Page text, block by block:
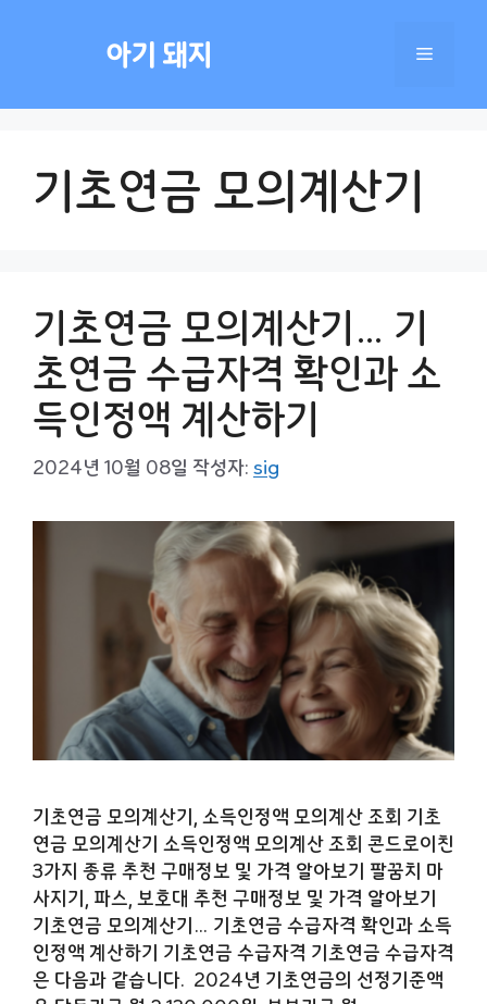
아기 돼지 메
기초연금 모의계산기
기초연금 모의계산기… 기
초연금 수급자격 확인과 소
득인정액 계산하기
2024년 10월 08일 작성자: sig
기초연금 모의계산기, 소득인정액 모의계산 조회 기초
연금 모의계산기 소득인정액 모의계산 조회 콘드로이친
3가지 종류 추천 구매정보 및 가격 알아보기 팔꿈치 마
사지기, 파스, 보호대 추천 구매정보 및 가격 알아보기
기초연금 모의계산기… 기초연금 수급자격 확인과 소득
인정액 계산하기 기초연금 수급자격 기초연금 수급자격
은 다음과 같습니다. 2024년 기초연금의 선정기준액